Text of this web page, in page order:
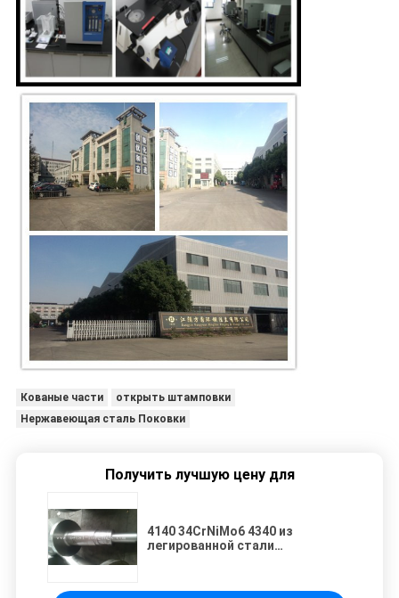
Кованые части
открыть штамповки
Нержавеющая сталь Поковки
Получить лучшую цену для
4140 34CrNiMo6 4340 из
легированной стали
индустрии ветровой энергии